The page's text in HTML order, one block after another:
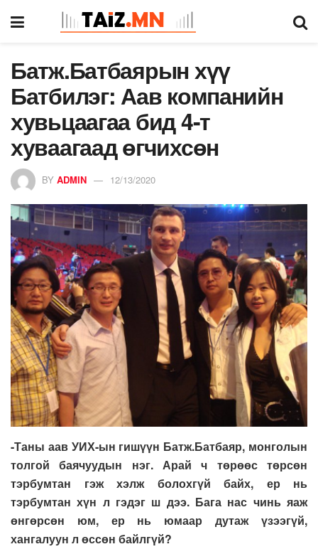
Батж.Батбаярын хүү
Батбилэг: Аав компанийн
хувьцаагаа бид 4-т
хуваагаад өгчихсөн
BY ADMIN 12/13/2020
-Таны аав УИХ-ын гишүүн Батж.Батбаяр, монголын
толгой баячуудын нэг. Арай ч төрөөс төрсөн
тэрбумтан гэж хэлж болохгүй байх, ер нь
тэрбумтан хүн л гэдэг ш дээ. Бага нас чинь яаж
өнгөрсөн юм, ер нь юмаар дутаж үзээгүй,
хангалуун л өссөн байлгүй?